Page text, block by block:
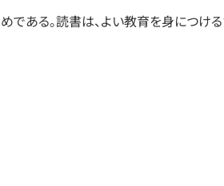
である。読書は、よい教育を身につけ